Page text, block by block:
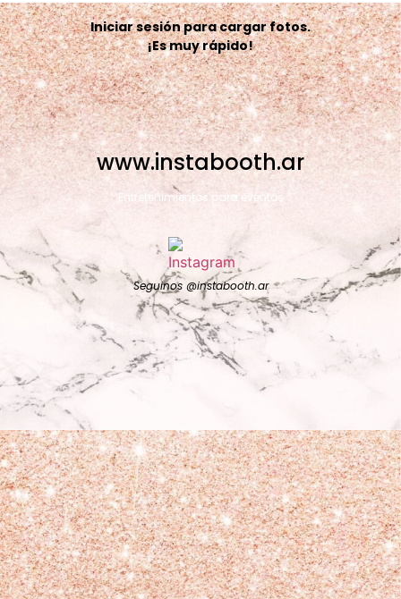
Iniciar sesión para cargar fotos.
¡Es muy rápido!
www.instabooth.ar
Entretenimientos para eventos
Seguinos @instabooth.ar